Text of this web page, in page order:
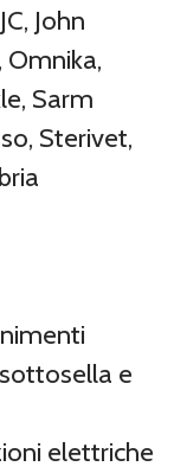
John
Omnika,
Sarm
Sterivet,
e
elettriche